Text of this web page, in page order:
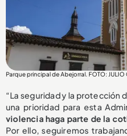
Parque principal de Abejorral. FOTO: JULIO
“La seguridad y la protección
una prioridad para esta
violencia haga parte de la
Por ello, seguiremos